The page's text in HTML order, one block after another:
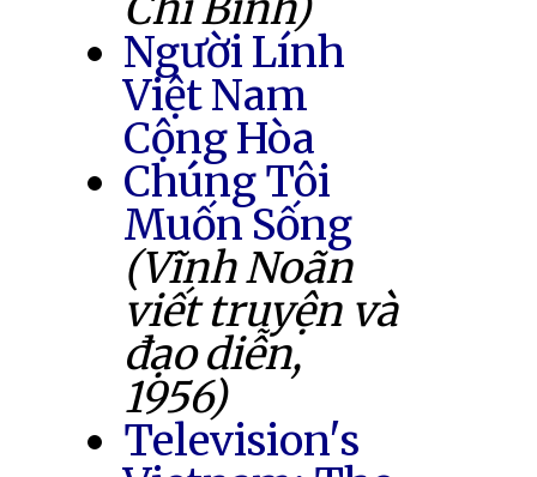
Người Lính
Việt Nam
Cộng Hòa
Chúng Tôi
Muốn Sống
(Vĩnh Noãn
viết truyện và
đạo diễn,
1956)
Television's